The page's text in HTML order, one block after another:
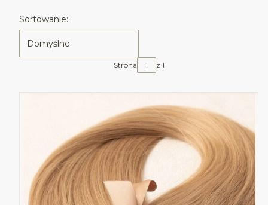
Lista produktów
Sortowanie:
Domyślne
Strona z 1